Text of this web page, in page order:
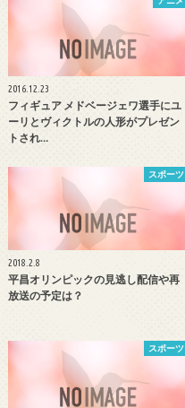
2016.12.23
フィギュア メドベージェワ選手にユ
ーリとヴィクトルの人形がプレゼン
トされ…
スポーツ
2018.2.8
平昌オリンピックの見逃し配信や再
放送の予定は？
スポーツ